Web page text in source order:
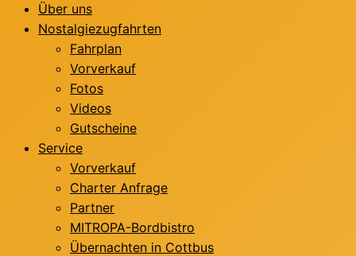
Über uns
Nostalgiezugfahrten
Fahrplan
Vorverkauf
Fotos
Videos
Gutscheine
Service
Vorverkauf
Charter Anfrage
Partner
MITROPA-Bordbistro
Übernachten in Cottbus